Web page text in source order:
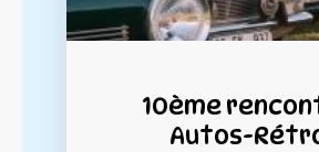
10ème
Autos-